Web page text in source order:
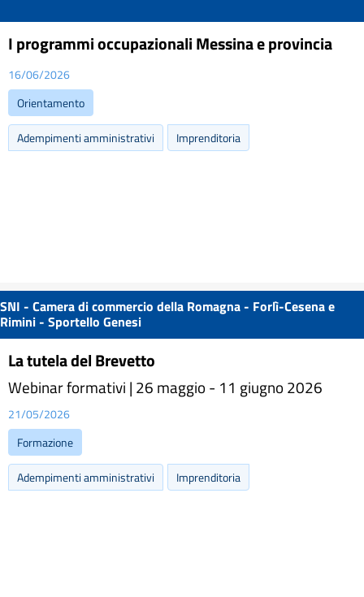
I programmi occupazionali Messina e provincia
16/06/2026
Orientamento
Adempimenti amministrativi Imprenditoria
SNI - Camera di commercio della Romagna - Forlì-Cesena e
Rimini - Sportello Genesi
La tutela del Brevetto
Webinar formativi | 26 maggio - 11 giugno 2026
21/05/2026
Formazione
Adempimenti amministrativi Imprenditoria